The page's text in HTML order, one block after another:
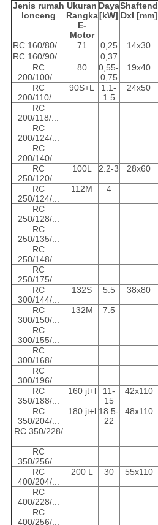
Jenis rumah
lonceng
Ukuran
Rangka
E-
Motor
Daya
[kW]
Shaftend
Dxl [mm]
RC 160/80/... 71 0,25 14x30
RC 160/90/...
0,37
RC
200/100/...
80
0,55-
0,75
19x40
RC
200/110/...
90S+L
1.1-
1.5
24x50
RC
200/118/...
RC
200/124/...
RC
200/140/...
RC
250/120/...
100L 2.2-3 28x60
RC
250/124/...
112M 4
RC
250/128/...
RC
250/135/...
RC
250/148/...
RC
250/175/...
RC
300/144/...
132S 5.5 38x80
RC
300/150/...
132M 7.5
RC
300/155/...
RC
300/168/...
RC
300/196/...
RC
350/188/...
160 jt+l
11-
15
42x110
RC
350/204/...
180 jt+l 18.5-
22
48x110
RC 350/228/
…
RC
350/256/...
RC
400/204/...
200 L 30 55x110
RC
400/228/...
RC
400/256/...